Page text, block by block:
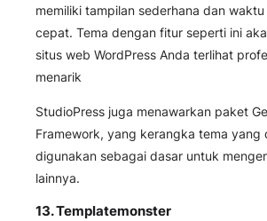
memiliki tampilan sederhana dan
cepat. Tema dengan fitur seperti ini
situs web WordPress Anda terlihat
menarik
StudioPress juga menawarkan paket
Framework, yang kerangka tema yang
digunakan sebagai dasar untuk
lainnya.
13.Templatemonster